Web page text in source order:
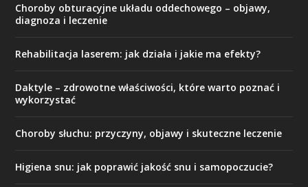
Choroby obturacyjne układu oddechowego – objawy,
diagnoza i leczenie
Rehabilitacja laserem: jak działa i jakie ma efekty?
Daktyle – zdrowotne właściwości, które warto poznać i
wykorzystać
Choroby słuchu: przyczyny, objawy i skuteczne leczenie
Higiena snu: jak poprawić jakość snu i samopoczucie?